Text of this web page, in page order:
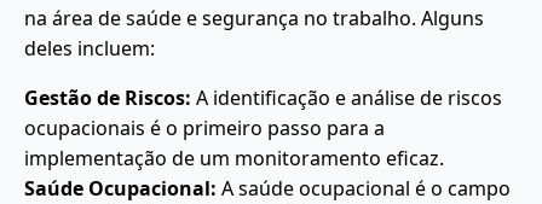
na área de saúde e segurança no trabalho. Alguns
deles incluem:
Gestão de Riscos: A identificação e análise de riscos
ocupacionais é o primeiro passo para a
implementação de um monitoramento eficaz.
Saúde Ocupacional: A saúde ocupacional é o campo